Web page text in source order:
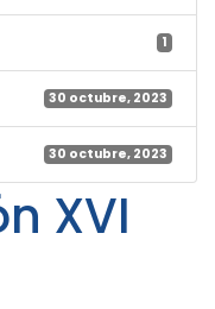
1
30 octubre, 2023
30 octubre, 2023
XVI